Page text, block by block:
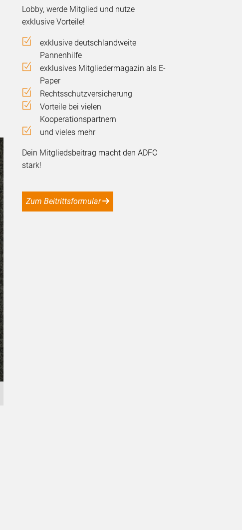
Lobby, werde Mitglied und nutze
exklusive Vorteile!
exklusive deutschlandweite
Pannenhilfe
exklusives Mitgliedermagazin als E-
Paper
Rechtsschutzversicherung
Vorteile bei vielen
Kooperationspartnern
und vieles mehr
Dein Mitgliedsbeitrag macht den ADFC
stark!
Zum Beitrittsformular